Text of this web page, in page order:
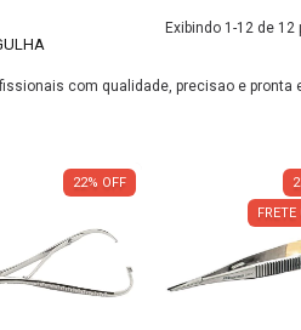
Exibindo 1-12 de 12
com qualidade, precisao e pronta
22% OFF
FRETE